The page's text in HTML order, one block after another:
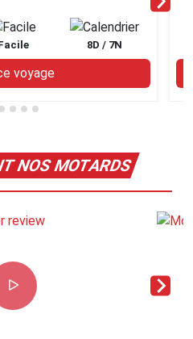
8D / 7N
voyage
NOS MOTARDS